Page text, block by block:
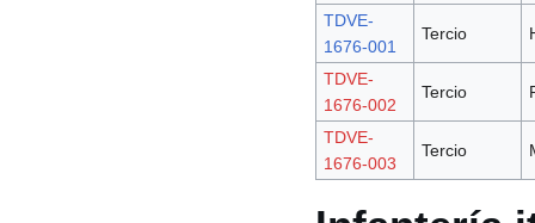
TDVE-
1676-001
Tercio
TDVE-
1676-002
Tercio
TDVE-
1676-003
Tercio